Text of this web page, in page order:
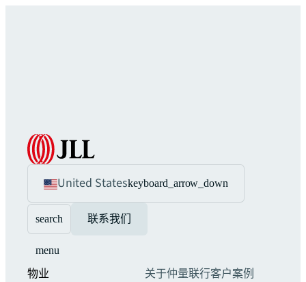
United Stateskeyboard_arrow_down
search 联系我们
menu
物业
关于仲量联行客户案例